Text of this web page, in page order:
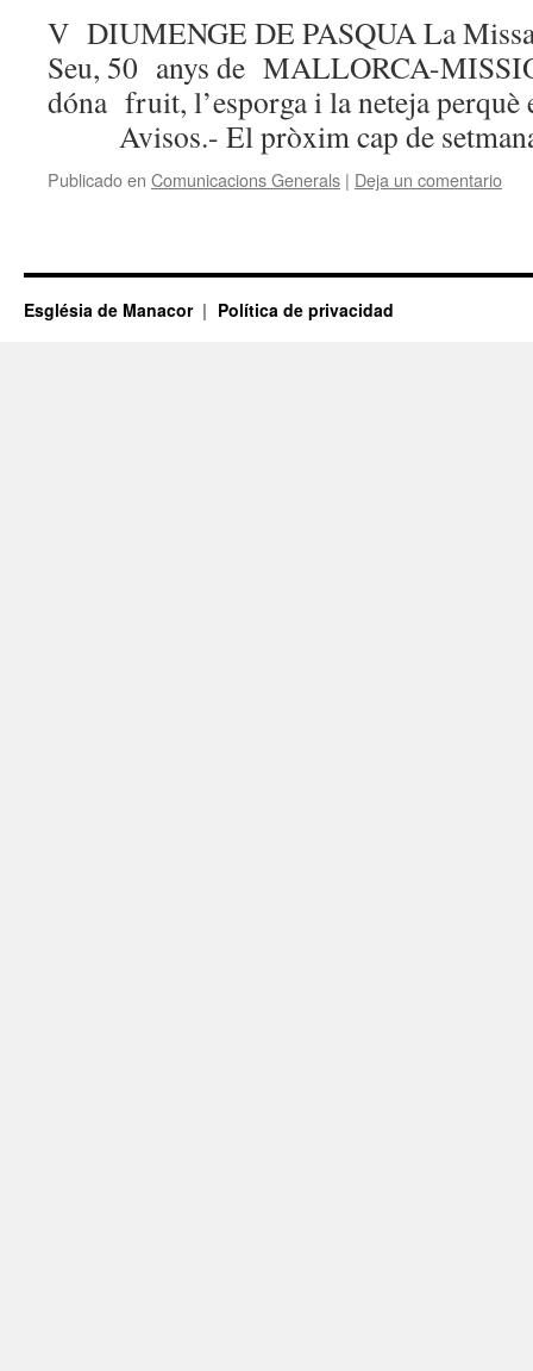
V DIUMENGE DE PASQUA La
Seu, 50 anys de MALLORCA-
dóna fruit, l’esporga i la neteja
Avisos.- El pròxim cap de
Publicado en Comunicacions Generals | Deja un comentario
Església de Manacor Política de privacidad